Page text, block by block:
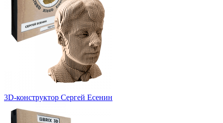
3D-конструктор Сергей Есенин